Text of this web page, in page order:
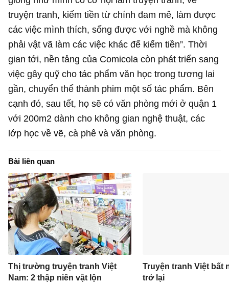
truyện tranh, kiếm tiền từ chính đam mê, làm được
các việc mình thích, sống được với nghề mà không
phải vật vã làm các việc khác để kiếm tiền”. Thời
gian tới, nền tảng của Comicola còn phát triển sang
việc gây quỹ cho tác phẩm văn học trong tương lai
gần, chuyển thể thành phim một số tác phẩm. Bên
cạnh đó, sau tết, họ sẽ có văn phòng mới ở quận 1
với 200m2 dành cho không gian nghệ thuật, các
lớp học về vẽ, cà phê và văn phòng.
Bài liên quan
Thị trường truyện tranh Việt
Nam: 2 thập niên vật lộn
Truyện tranh Việt bất
trở lại